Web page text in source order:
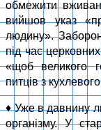
обмежити
вийшов указ
людину».
пiд час
«щоб великого
питцiв з
♦ Уже в давнину
органiзму. У